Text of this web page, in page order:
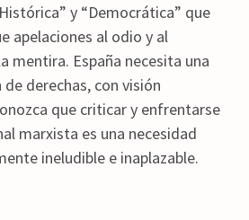
y “Democrática” que
apelaciones al odio y al
mentira. España necesita una
derechas, con visión
que criticar y enfrentarse
marxista es una necesidad
ineludible e inaplazable.